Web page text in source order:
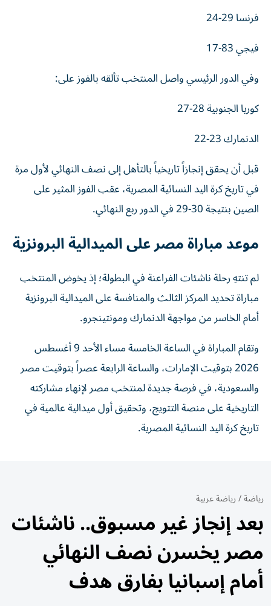
فرنسا 29-24
فيجي 83-17
وفي الدور الرئيسي واصل المنتخب تألقه بالفوز على:
كوريا الجنوبية 28-27
الدنمارك 23-22
قبل أن يحقق إنجازاً تاريخياً بالتأهل إلى نصف النهائي لأول مرة
في تاريخ كرة اليد النسائية المصرية، عقب الفوز المثير على
الصين بنتيجة 30-29 في الدور ربع النهائي.
موعد مباراة مصر على الميدالية البرونزية
لم تنتهِ رحلة ناشئات الفراعنة في البطولة؛ إذ يخوض المنتخب
مباراة تحديد المركز الثالث والمنافسة على الميدالية البرونزية
أمام الخاسر من مواجهة الدنمارك ومونتينجرو.
وتقام المباراة في الساعة الخامسة مساء الأحد 9 أغسطس
2026 بتوقيت الإمارات، والساعة الرابعة عصراً بتوقيت مصر
والسعودية، في فرصة جديدة لمنتخب مصر لإنهاء مشاركته
التاريخية على منصة التتويج، وتحقيق أول ميدالية عالمية في
تاريخ كرة اليد النسائية المصرية.
رياضة/رياضة عربية
بعد إنجاز غير مسبوق.. ناشئات
مصر يخسرن نصف النهائي
أمام إسبانيا بفارق هدف